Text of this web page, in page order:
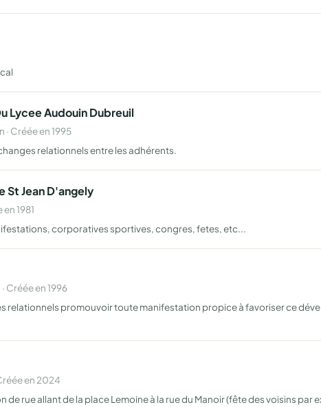
Lycee Audouin Dubreuil
Créée en 1995
relationnels entre les adhérents.
St Jean D'angely
1981
corporatives sportives, congres, fetes, etc...
Créée en 1996
relationnels promouvoir toute manifestation propice à favoriser ce
en 2024
rue allant de la place Lemoine à la rue du Manoir (fête des voisins par